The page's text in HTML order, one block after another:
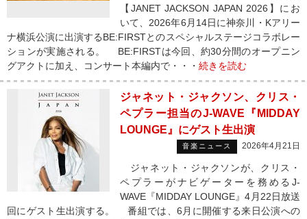
【JANET JACKSON JAPAN 2026】にお
いて、2026年6月14日に神奈川・Kアリー
ナ横浜公演に出演するBE:FIRSTとのスペシャルステージコラボレー
ションが実施される。 BE:FIRSTは今回、約30分間のオープニン
グアクトに加え、コンサート本編内で・・・ 続きを読む
ジャネット・ジャクソン、クリス・
ペプラー担当のJ-WAVE『MIDDAY
LOUNGE』にゲスト生出演
音楽ニュース 2026年4月21日
ジャネット・ジャクソンが、クリス・
ペプラーがナビゲーターを務めるJ-
WAVE『MIDDAY LOUNGE』4月22日放送
回にゲスト生出演する。 番組では、6月に開催する来日公演への